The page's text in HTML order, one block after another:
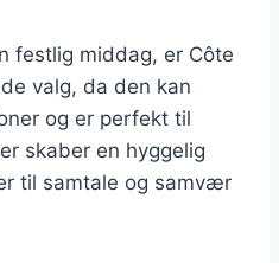
festlig middag, er Côte
valg, da den kan
og er perfekt til
skaber en hyggelig
til samtale og samvær